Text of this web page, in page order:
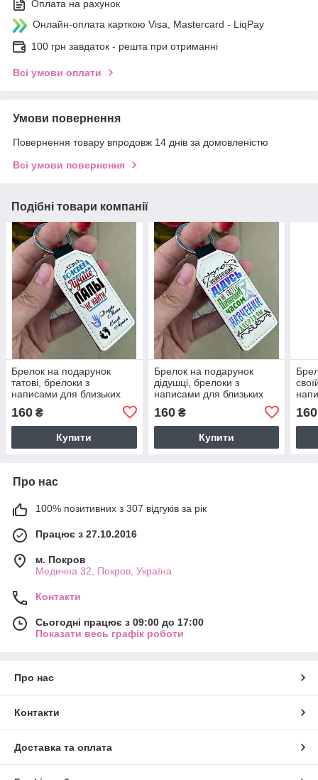
Оплата на рахунок
Онлайн-оплата карткою Visa, Mastercard - LiqPay
100 грн завдаток - решта при отриманні
Всі умови оплати
Умови повернення
Повернення товару впродовж 14 днів за домовленістю
Всі умови повернення
Подібні товари компанії
Брелок на подарунок
татові, брелоки з
написами для близьких
160 ₴
Купити
Брелок на подарунок
дідушці, брелоки з
написами для близьких
160₴
Купити
160
Про нас
100% позитивних з 307 відгуків за рік
Працює з 27.10.2016
м. Покров
Медична 32, Покров, Україна
Контакти
Сьогодні працює з 09:00 до 17:00
Показати весь графік роботи
Про нас
Контакти
Доставка та оплата